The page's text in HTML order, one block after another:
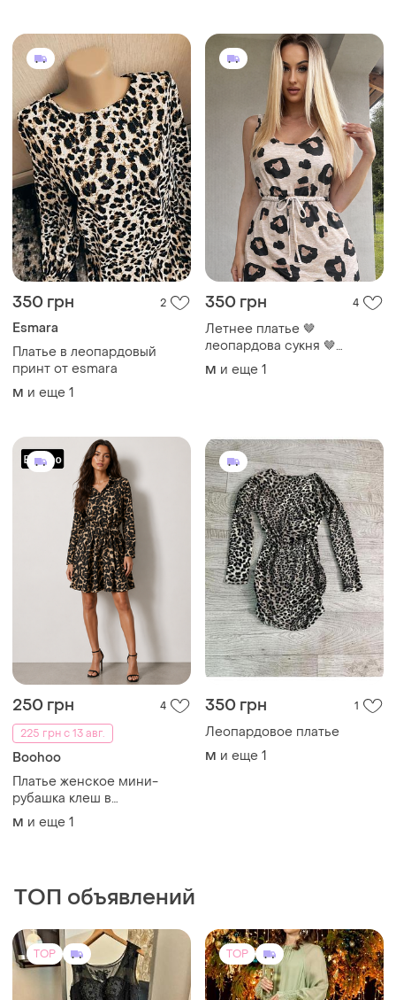
350 грн 2
Esmara
Платье в леопардовый
принт от esmara
M и еще 1
350 грн 4
Летнее платье 🤎
леопардова сукня 🤎
леопардовый принт 🐆
легкое летнее платье мини
M и еще 1
250 грн
4
225 грн с 13 авг.
Boohoo
Платье женское мини-
рубашка клеш в
леопардовый принт от
бренда boohoo m l
M и еще 1
350 грн 1
Леопардовое платье
M и еще 1
ТОП объявлений
TOP TOP